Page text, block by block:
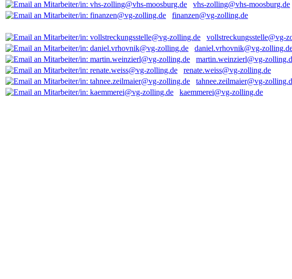
vhs-zolling@vhs-moosburg.de
finanzen@vg-zolling.de
vollstreckungsstelle@vg-
daniel.vrhovnik@vg-
martin.weinzierl@vg-
renate.weiss@vg-zolling.de
tahnee.zeilmaier@vg-
kaemmerei@vg-zolling.de